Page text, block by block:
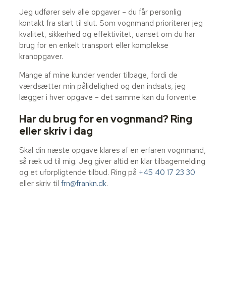
Jeg udfører selv alle opgaver – du får personlig
kontakt fra start til slut. Som vognmand prioriterer jeg
kvalitet, sikkerhed og effektivitet, uanset om du har
brug for en enkelt transport eller komplekse
kranopgaver.
Mange af mine kunder vender tilbage, fordi de
værdsætter min pålidelighed og den indsats, jeg
lægger i hver opgave – det samme kan du forvente.
Har du brug for en vognmand? Ring
eller skriv i dag
Skal din næste opgave klares af en erfaren vognmand,
så ræk ud til mig. Jeg giver altid en klar tilbagemelding
og et uforpligtende tilbud. Ring på +45 40 17 23 30
eller skriv til frn@frankn.dk.